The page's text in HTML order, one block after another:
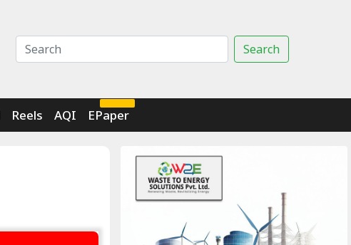
Search
Reels AQI EPaper